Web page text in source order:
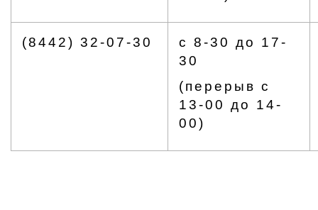
(8442) 32-07-30
с 8-30 до 17-
30
(перерыв с
13-00 до 14-
00)